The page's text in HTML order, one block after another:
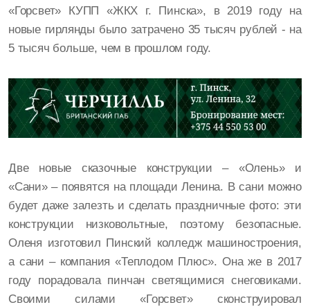
«Горсвет» КУПП «ЖКХ г. Пинска», в 2019 году на
новые гирлянды было затрачено 35 тысяч рублей - на
5 тысяч больше, чем в прошлом году.
Две новые сказочные конструкции – «Олень» и
«Сани» – появятся на площади Ленина. В сани можно
будет даже залезть и сделать праздничные фото: эти
конструкции низковольтные, поэтому безопасные.
Оленя изготовил Пинский колледж машиностроения,
а сани – компания «Теплодом Плюс». Она же в 2017
году порадовала пинчан светящимися снеговиками.
Своими силами «Горсвет» сконструировал